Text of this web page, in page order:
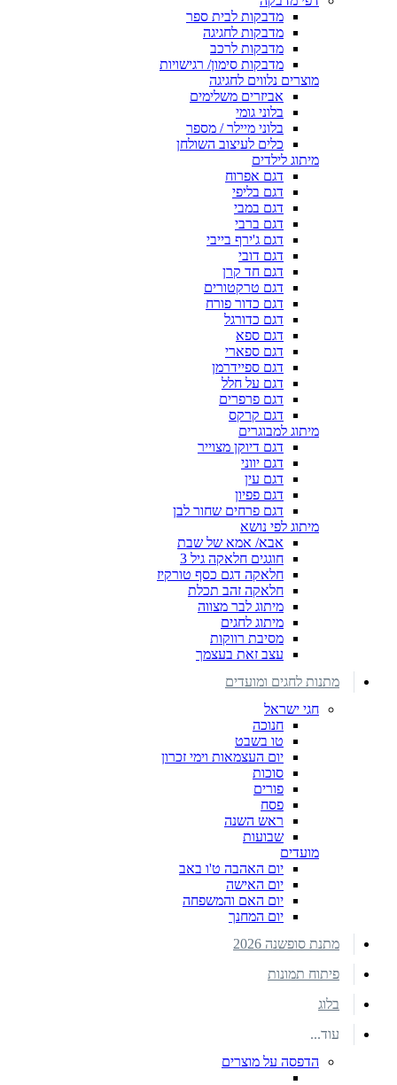
מדבקות לבית ספר
מדבקות לחגיגה
מדבקות לרכב
מדבקות סימון/ רגישויות
מוצרים נלווים לחגיגה
אביזרים משלימים
בלוני גומי
בלוני מיילר / מספר
כלים לעיצוב השולחן
מיתוג לילדים
דגם אפרוח
דגם בליפי
דגם במבי
דגם ברבי
דגם ג'ירף בייבי
דגם דובי
דגם חד קרן
דגם טרקטורים
דגם כדור פורח
דגם כדורגל
דגם ספא
דגם ספארי
דגם ספיידרמן
דגם על חלל
דגם פרפרים
דגם קרקס
מיתוג למבוגרים
דגם דיוקן מצוייר
דגם יווני
דגם עין
דגם פפיון
דגם פרחים שחור לבן
מיתוג לפי נושא
אבא/ אמא של שבת
חוגגים חלאקה גיל 3
חלאקה דגם כסף טורקיז
חלאקה זהב תכלת
מיתוג לבר מצווה
מיתוג לחגים
מסיבת רווקות
עצב זאת בעצמך
מתנות לחגים ומועדים
חגי ישראל
חנוכה
טו בשבט
יום העצמאות וימי זכרון
סוכות
פורים
פסח
ראש השנה
שבועות
מועדים
יום האהבה ט'ו באב
יום האישה
יום האם והמשפחה
יום המחנך
מתנת סופשנה 2026
פיתוח תמונות
בלוג
עוד...
הדפסה על מוצרים